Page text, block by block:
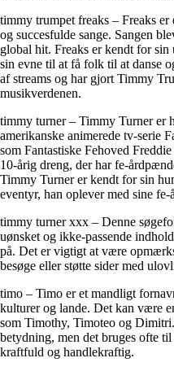
timmy trumpet freaks – Freaks
og succesfulde sange. Sangen
global hit. Freaks er kendt for
sin evne til at få folk til at danse
af streams og har gjort Timmy
musikverdenen.
timmy turner – Timmy Turner er
amerikanske animerede tv-serie
som Fantastiske Fehoved
10-årig dreng, der har fe-
Timmy Turner er kendt for sin
eventyr, han oplever med sine fe-
timmy turner xxx – Denne
uønsket og ikke-passende
på. Det er vigtigt at være
besøge eller støtte sider med
timo – Timo er et mandligt
kulturer og lande. Det kan være
som Timothy, Timoteo og
betydning, men det bruges ofte
kraftfuld og handlekraftig.